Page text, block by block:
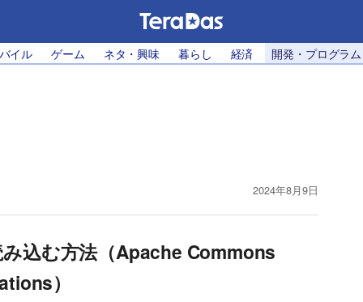
イル ゲーム ネタ・興味 暮らし 経済 開発・プログラム
2024年8月9日
込む方法（Apache Commons
）